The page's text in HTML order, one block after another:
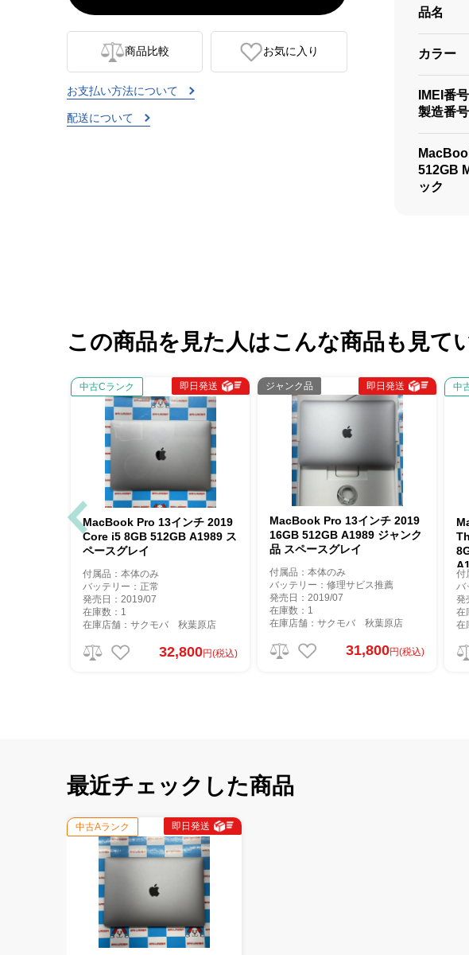
商品比較 お気に入り
お支払い方法について
配送について
品名
カラー
IMEI番
製造番号
512GB
ック
この商品を見た人はこんな商品も見て
中古Cランク 即日発送
MacBook Pro 13インチ 2019
Core i5 8GB 512GB A1989 ス
ペースグレイ
付属品：本体のみ
バッテリー：正常
発売日：2019/07
在庫数：1
在庫店舗：サクモバ 秋葉原店
32,800円(税込)
ジャンク品 即日発送
MacBook Pro 13インチ 2019
16GB 512GB A1989 ジャンク
品 スペースグレイ
付属品：本体のみ
バッテリー：修理サビス推薦
発売日：2019/07
在庫数：1
在庫店舗：サクモバ 秋葉原店
31,800円(税込)
中
付
バ
発
在
在
最近チェックした商品
中古Aランク 即日発送